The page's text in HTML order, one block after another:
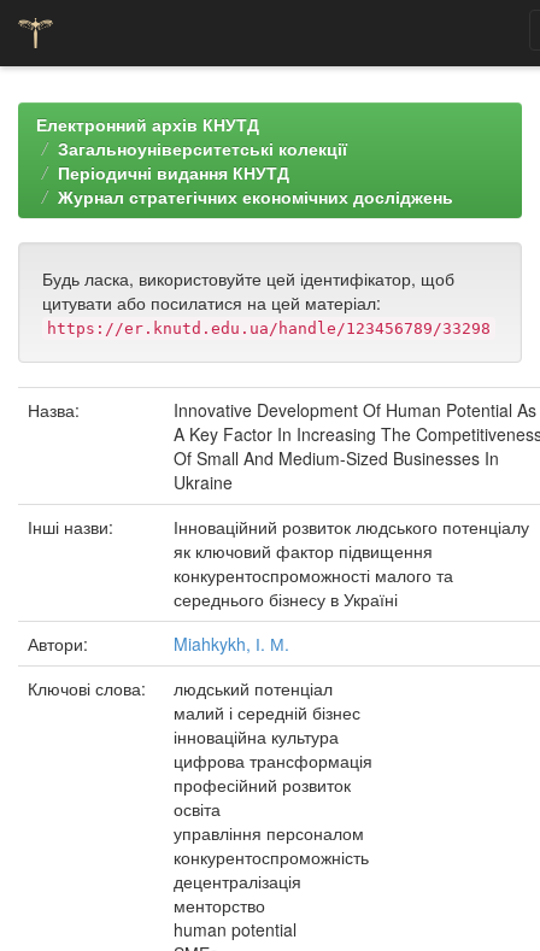
navigationЕлектронний архів КНУТД
Загальноуніверситетські колекції
Періодичні видання КНУТД
Журнал стратегічних економічних досліджень
Будь ласка, використовуйте цей ідентифікатор, щоб
цитувати або посилатися на цей матеріал:
https://er.knutd.edu.ua/handle/123456789/33298
Назва:
Innovative Development Of Human Potential As
A Key Factor In Increasing The
Of Small And Medium-Sized Businesses In
Ukraine
Інші назви:
Інноваційний розвиток людського потенціалу
як ключовий фактор підвищення
конкурентоспроможності малого та
середнього бізнесу в Україні
Автори:
Miahkykh, І. М.
Ключові слова:
людський потенціал
малий і середній бізнес
інноваційна культура
цифрова трансформація
професійний розвиток
освіта
управління персоналом
конкурентоспроможність
децентралізація
менторство
human potential